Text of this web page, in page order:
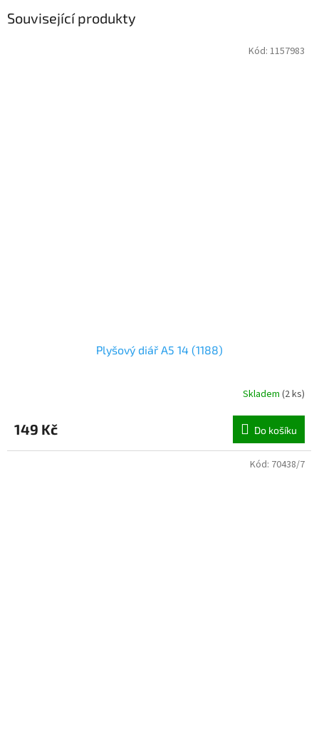
Související produkty
Plyšový diář A5 14 (1188)
Skladem (2 ks)
149 Kč Do košíku
Kód: 1157983
Kód: 70438/7